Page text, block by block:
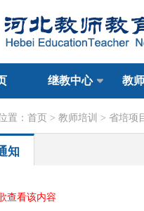
继教中心 教
置： 首页 > 教师培训 > 省培项
知
查看该内容